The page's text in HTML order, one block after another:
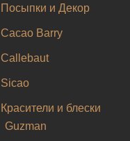
Посыпки и Декор
Cacao Barry
Callebaut
Sicao
Красители и блески
Guzman